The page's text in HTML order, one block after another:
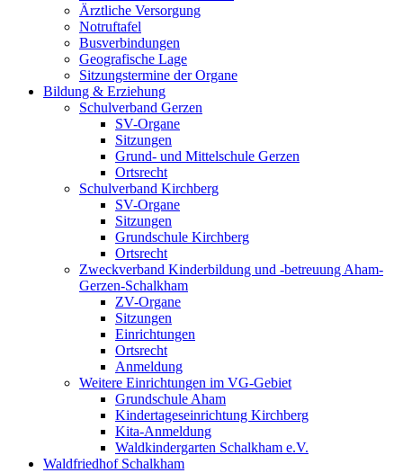
Ärztliche Versorgung
Notruftafel
Busverbindungen
Geografische Lage
Sitzungstermine der Organe
Bildung & Erziehung
Schulverband Gerzen
SV-Organe
Sitzungen
Grund- und Mittelschule Gerzen
Ortsrecht
Schulverband Kirchberg
SV-Organe
Sitzungen
Grundschule Kirchberg
Ortsrecht
Zweckverband Kinderbildung und -betreuung Aham-
Gerzen-Schalkham
ZV-Organe
Sitzungen
Einrichtungen
Ortsrecht
Anmeldung
Weitere Einrichtungen im VG-Gebiet
Grundschule Aham
Kindertageseinrichtung Kirchberg
Kita-Anmeldung
Waldkindergarten Schalkham e.V.
Waldfriedhof Schalkham